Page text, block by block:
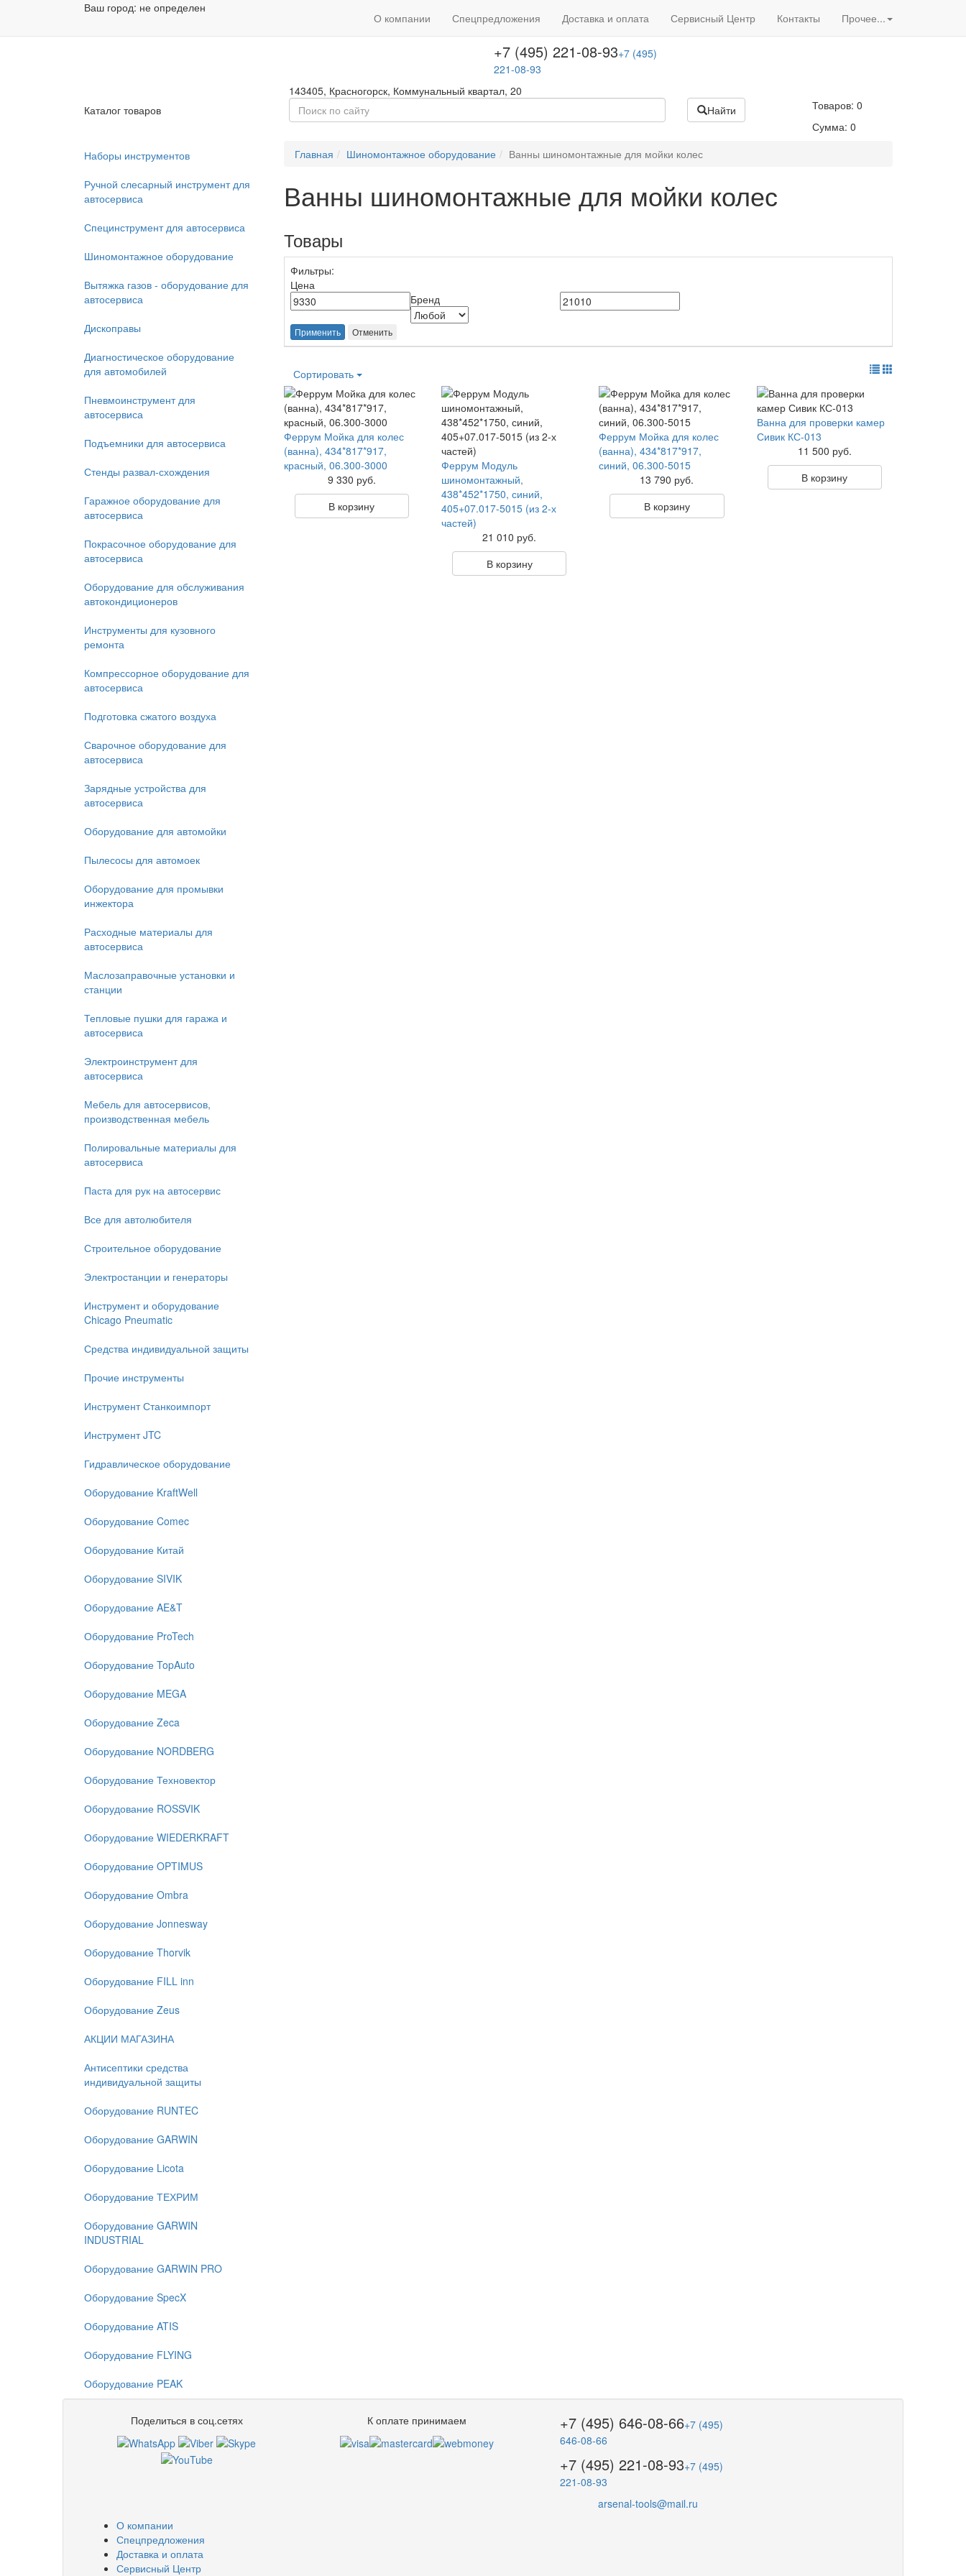
Ваш город: не определен
О компании Спецпредложения Доставка и оплата Сервисный Центр Контакты Прочее...
Пн - Пт с 09:00 до 18:00
+7 (495) 646-08-66
646-08-66
+7 (495) 221-08-93+7 (495)
221-08-93
143405, Красногорск, Коммунальный квартал, 20
Акции нашего магазина
Каталог товаров Найти Товаров:0
Сумма:0
Наборы инструментов
Ручной слесарный инструмент для
автосервиса
Специнструмент для автосервиса
Шиномонтажное оборудование
Вытяжка газов - оборудование для
автосервиса
Дископравы
Диагностическое оборудование
для автомобилей
Пневмоинструмент для
автосервиса
Подъемники для автосервиса
Стенды развал-схождения
Гаражное оборудование для
автосервиса
Покрасочное оборудование для
автосервиса
Оборудование для обслуживания
автокондиционеров
Инструменты для кузовного
ремонта
Компрессорное оборудование для
автосервиса
Подготовка сжатого воздуха
Сварочное оборудование для
автосервиса
Зарядные устройства для
автосервиса
Оборудование для автомойки
Пылесосы для автомоек
Оборудование для промывки
инжектора
Расходные материалы для
автосервиса
Маслозаправочные установки и
станции
Тепловые пушки для гаража и
автосервиса
Электроинструмент для
автосервиса
Мебель для автосервисов,
производственная мебель
Полировальные материалы для
автосервиса
Паста для рук на автосервис
Все для автолюбителя
Строительное оборудование
Электростанции и генераторы
Инструмент и оборудование
Chicago Pneumatic
Средства индивидуальной защиты
Прочие инструменты
Инструмент Станкоимпорт
Инструмент JTC
Гидравлическое оборудование
Оборудование KraftWell
Оборудование Comec
Оборудование Китай
Оборудование SIVIK
Оборудование AE&T
Оборудование ProTech
Оборудование TopAuto
Оборудование MEGA
Оборудование Zeca
Оборудование NORDBERG
Оборудование Техновектор
Оборудование ROSSVIK
Оборудование WIEDERKRAFT
Оборудование OPTIMUS
Оборудование Ombra
Оборудование Jonnesway
Оборудование Thorvik
Оборудование FILL inn
Оборудование Zeus
АКЦИИ МАГАЗИНА
Антисептики средства
индивидуальной защиты
Оборудование RUNTEC
Оборудование GARWIN
Оборудование Licota
Оборудование ТЕХРИМ
Оборудование GARWIN
INDUSTRIAL
Оборудование GARWIN PRO
Оборудование SpecX
Оборудование ATIS
Оборудование FLYING
Оборудование PEAK
Главная Шиномонтажное оборудование Ванны шиномонтажные для мойки колес
Ванны шиномонтажные для мойки колес
Товары
Фильтры:
Цена
Бренд
Применить Отменить
Сортировать
Феррум Мойка для колес
(ванна), 434*817*917,
красный, 06.300-3000
9 330 руб.
В корзину
Феррум Модуль
шиномонтажный,
438*452*1750, синий,
405+07.017-5015 (из 2-х
частей)
21 010 руб.
В корзину
Феррум Мойка для колес
(ванна), 434*817*917,
синий, 06.300-5015
13 790 руб.
В корзину
Ванна для проверки камер
Сивик КС-013
11 500 руб.
В корзину
Поделиться в соц.сетях К оплате принимаем +7 (495) 646-08-66+7 (495)
646-08-66
+7 (495) 221-08-93+7 (495)
221-08-93
arsenal-tools@mail.ru
О компании
Спецпредложения
Доставка и оплата
Сервисный Центр